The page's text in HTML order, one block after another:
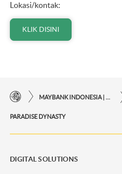
Lokasi/kontak:
KLIK DISINI
MAYBANK INDONESIA | KEMUDAHAN TRANSAKSI FINANSIAL DI UJUNG JARI ANDA
PARADISE DYNASTY
DIGITAL SOLUTIONS